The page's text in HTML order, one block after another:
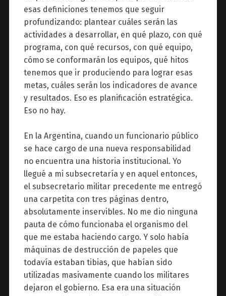
esas definiciones tenemos que seguir
profundizando: plantear cuáles serán las
actividades a desarrollar, en qué plazo, con qué
programa, con qué recursos, con qué equipo,
cómo se conformarán los equipos, qué hitos
tenemos que ir produciendo para lograr esas
metas, cuáles serán los indicadores de avance
y resultados. Eso es planificación estratégica.
Eso no hay.
En la Argentina, cuando un funcionario público
se hace cargo de una nueva responsabilidad
no encuentra una historia institucional. Yo
llegué a mi subsecretaría y en aquel entonces,
el subsecretario militar precedente me entregó
una carpetita con tres páginas dentro,
absolutamente inservibles. No me dio ninguna
pauta de cómo funcionaba el organismo del
que me estaba haciendo cargo. Y solo había
máquinas de destrucción de papeles que
todavía estaban tibias, que habían sido
utilizadas masivamente cuando los militares
dejaron el gobierno. Esa era una situación